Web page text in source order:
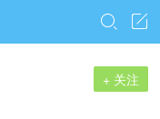


+ 关注